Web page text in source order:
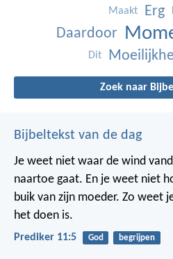
Maakt Erg
Daardoor
Dit
Zoek naar
Bijbeltekst van de dag
Je weet niet waar de wind
naartoe gaat. En je weet niet
buik van zijn moeder. Zo weet
het doen is.
Prediker 11:5 God begrijpen